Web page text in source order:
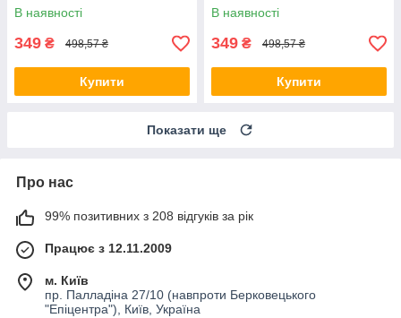
В наявності
349 ₴ 498,57 ₴
Купити
В наявності
349 ₴ 498,57 ₴
Купити
Показати ще
Про нас
99% позитивних з 208 відгуків за рік
Працює з 12.11.2009
м. Київ
пр. Палладіна 27/10 (навпроти Берковецького
"Епіцентра"), Київ, Україна